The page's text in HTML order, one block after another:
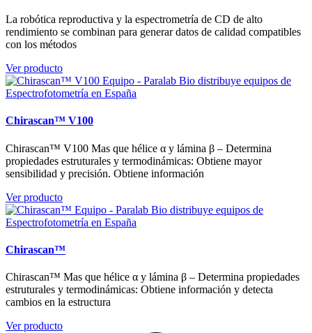
La robótica reproductiva y la espectrometría de CD de alto
rendimiento se combinan para generar datos de calidad compatibles
con los métodos
Ver producto
Chirascan™ V100
Chirascan™ V100 Mas que hélice α y lámina β – Determina
propiedades estruturales y termodinámicas: Obtiene mayor
sensibilidad y precisión. Obtiene información
Ver producto
Chirascan™
Chirascan™ Mas que hélice α y lámina β – Determina propiedades
estruturales y termodinámicas: Obtiene información y detecta
cambios en la estructura
Ver producto